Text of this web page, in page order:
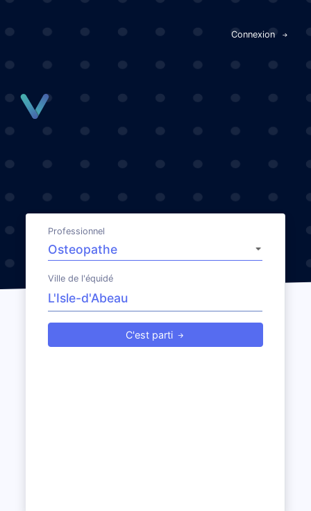
Connexion
Professionnel
Ville de l'équidé
C'est parti